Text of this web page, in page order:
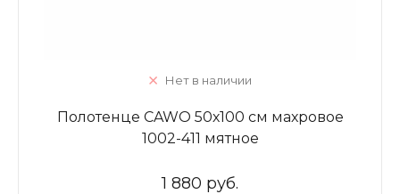
Нет в наличии
Полотенце CAWO 50х100 см махровое
1002-411 мятное
1 880 руб.